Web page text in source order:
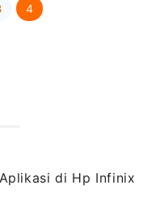
Page Page
4
di Hp Infinix